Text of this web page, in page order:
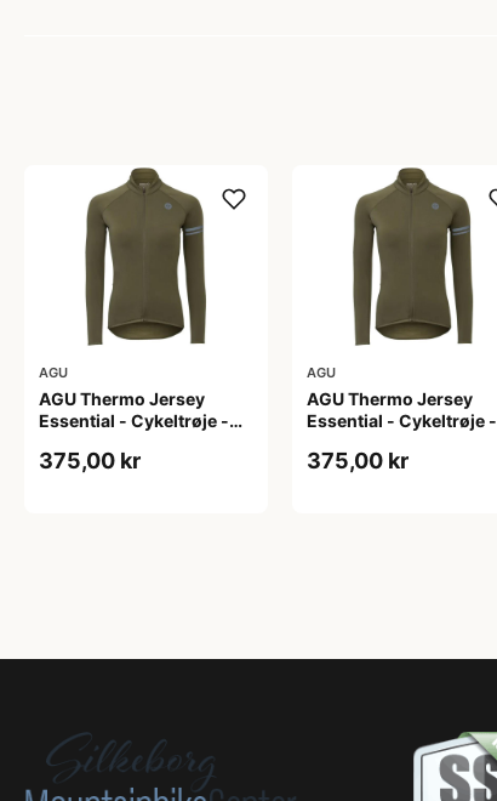
AGU
AGU Thermo Jersey
Essential - Cykeltrøje -
375,00 kr
AGU
AGU Thermo Jersey
Essential - Cykeltrøje -
M
375,00 kr